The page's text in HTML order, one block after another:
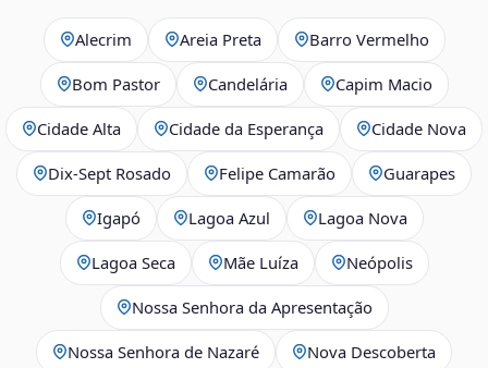
Alecrim Areia Preta Barro Vermelho
Bom Pastor Candelária Capim Macio
Cidade Alta Cidade da Esperança Cidade Nova
Dix‑Sept Rosado Felipe Camarão Guarapes
Igapó Lagoa Azul Lagoa Nova
Lagoa Seca Mãe Luíza Neópolis
Nossa Senhora da Apresentação
Nossa Senhora de Nazaré Nova Descoberta